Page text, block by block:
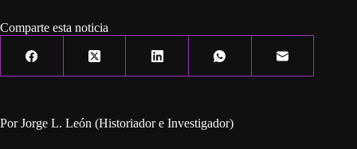
Comparte esta noticia
Por Jorge L. León (Historiador e Investigador)